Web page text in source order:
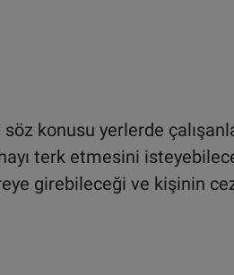
konusu yerlerde
terk etmesini
girebileceği ve kişinin